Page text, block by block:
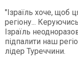
"Ізраїль хоче, щоб
регіону...
Ізраїль
підпалити наш
лідер Туреччини.